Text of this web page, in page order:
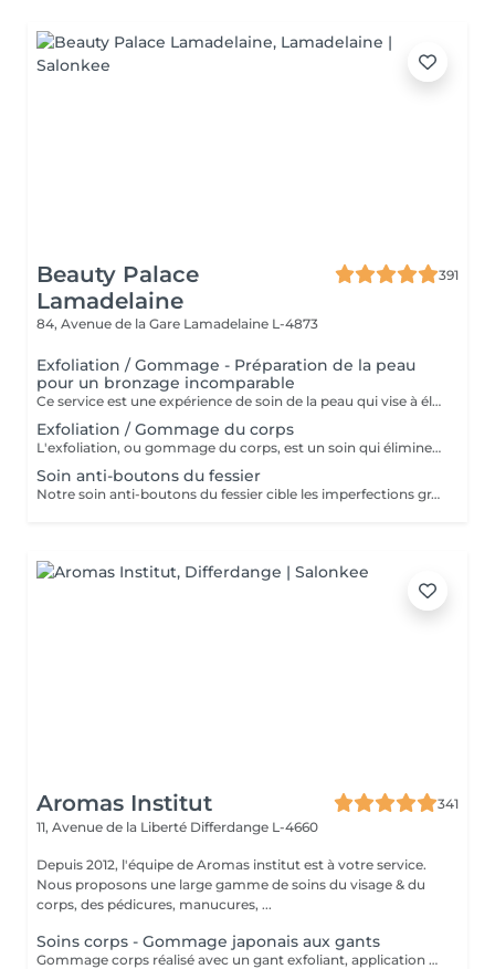
Beauty Palace
Lamadelaine
391
84, Avenue de la Gare Lamadelaine L-4873
Exfoliation / Gommage - Préparation de la peau
pour un bronzage incomparable
Ce service est une expérience de soin de la peau qui vise à éliminer les cellules mortes de la peau, à lisser la texture et à préparer la peau pour d'autres traitements ou pour améliorer son apparence générale. Lors de ce service, un exfoliant doux est appliqué sur la peau, puis massé en douceur pour éliminer les impuretés et les cellules mortes. Le résultat est une peau plus lisse, plus radieuse et plus réceptive aux autres soins de la peau. Ce service est idéal pour maintenir une peau saine et éclatante.
Exfoliation / Gommage du corps
L'exfoliation, ou gommage du corps, est un soin qui élimine les cellules mortes de la peau à l'aide de produits abrasifs ou d'exfoliants chimiques. Ce traitement affine la texture de la peau, la rend plus douce et éclatante, tout en optimisant l'absorption des soins hydratants.
Soin anti-boutons du fessier
Notre soin anti-boutons du fessier cible les imperfections grâce à un nettoyage en profondeur, combiné à l'utilisation de produits exfoliants et antibactériens. Ce soin réduit l'apparition des boutons, apaise la peau et améliore visiblement sa texture
Aromas Institut
341
11, Avenue de la Liberté Differdange L-4660
Depuis 2012, l'équipe de Aromas institut est à votre service.
Nous proposons une large gamme de soins du visage & du
corps, des pédicures, manucures, ...
Soins corps - Gommage japonais aux gants
Gommage corps réalisé avec un gant exfoliant, application d'une huile hydratante idéale pour une peau douce, lisse. Nous vous prions de bien vouloir respecter votre rendez-vous. En prenant rendez-vous, vous occupez une place, dont une autre personne aurait éventuellement besoin. Tout rendez-vous non annulé 24h en avance, est susceptible d'être facturé. (Si vous ne pouvez pas vous présenter à votre RDV, proposez-le éventuellement à un proche ou à un ami) Toute l'équipe de Aromas Institut vous remercie pour votre respect et votre compréhension.